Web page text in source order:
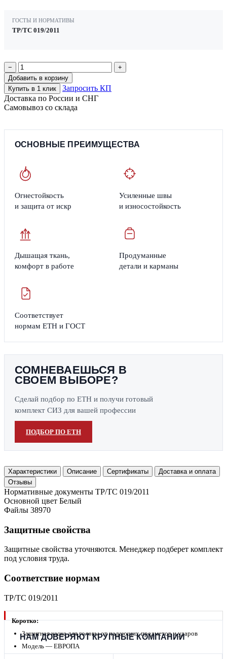
ГОСТЫ И НОРМАТИВЫ
ТР/ТС 019/2011
−
+
Добавить в корзину
Купить в 1 клик
Запросить КП
Доставка по России и СНГ
Самовывоз со склада
ОСНОВНЫЕ ПРЕИМУЩЕСТВА
Огнестойкость
и защита от искр
Усиленные швы
и износостойкость
Дышащая ткань,
комфорт в работе
Продуманные
детали и карманы
Соответствует
нормам ЕТН и ГОСТ
СОМНЕВАЕШЬСЯ В
СВОЕМ ВЫБОРЕ?
Сделай подбор по ЕТН и получи готовый
комплект СИЗ для вашей профессии
ПОДБОР ПО ЕТН
Характеристики Описание Сертификаты
Доставка и оплата
Отзывы
Нормативные документы ТР/ТС 019/2011
Основной цвет Белый
Файлы 38970
Защитные свойства
Защитные свойства уточняются. Менеджер подберет комплект
под условия труда.
Соответствие нормам
ТР/ТС 019/2011
Коротко:
Защитная каска для головы от падающих предметов и ударов
Модель — ЕВРОПА
НАМ ДОВЕРЯЮТ КРУПНЫЕ КОМПАНИИ